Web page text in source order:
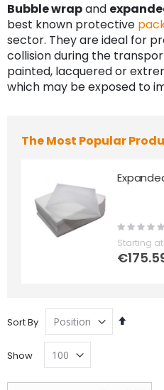
Bubble wrapand
best known protective
sector. They are ideal for
collision during the
painted, lacquered or
which may be exposed to
The Most Popular
Rating:
Starting at
Sort By
Set
Show